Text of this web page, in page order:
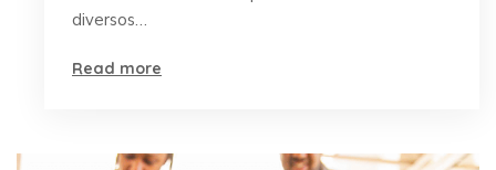
diversos…
Read more